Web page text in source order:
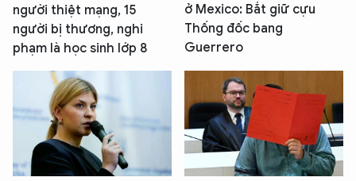
người thiệt mạng, 15
người bị thương, nghi
phạm là học sinh lớp 8
ở Mexico: Bắt giữ cựu
Thống đốc bang
Guerrero